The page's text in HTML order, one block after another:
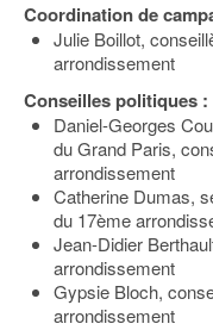
Coordination de
Julie Boillot,
arrondissement
Conseilles politiques :
Daniel-Georges
du Grand Paris,
arrondissement
Catherine Dumas,
du 17ème
Jean-Didier
arrondissement
Gypsie Bloch,
arrondissement